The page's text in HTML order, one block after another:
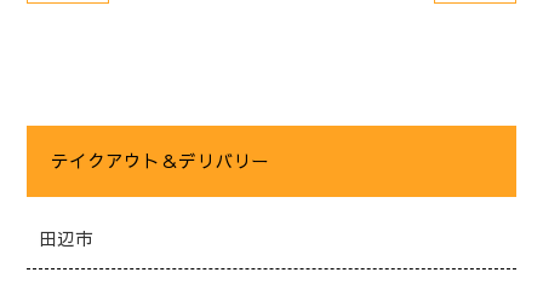
テイクアウト＆デリバリー
田辺市